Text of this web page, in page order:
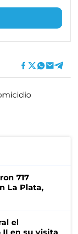
717
La Plata,
el